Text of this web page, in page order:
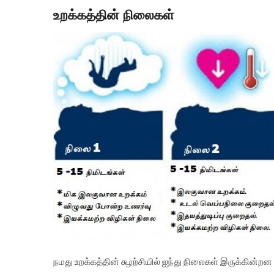
உறக்கத்தின் நிலைகள்
நமது உறக்கத்தின் சுழற்சியில் ஐந்து நிலைகள் இருக்கின்றன